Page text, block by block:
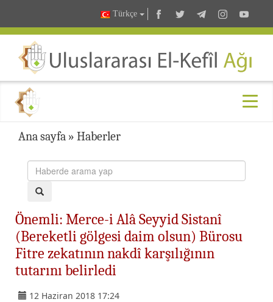
Türkçe
Ana sayfa » Haberler
Önemli: Merce-i Alâ Seyyid Sistanî
(Bereketli gölgesi daim olsun) Bürosu
Fitre zekatının nakdî karşılığının
tutarını belirledi
12 Haziran 2018 17:24